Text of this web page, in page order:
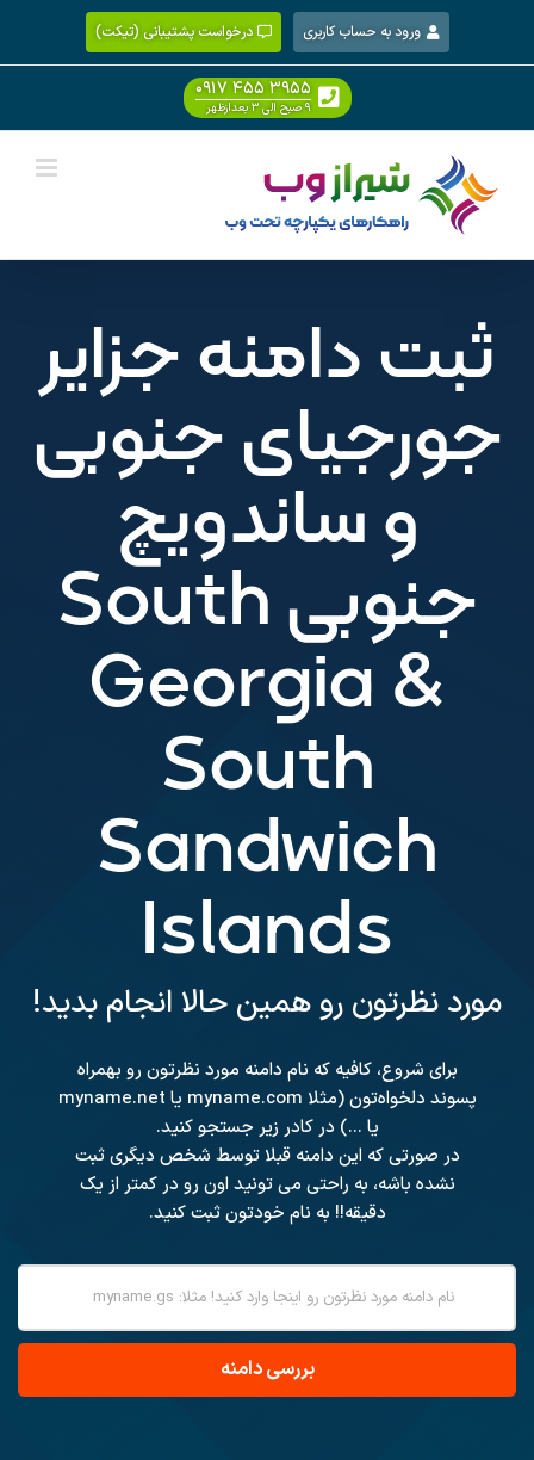
content
ورود به حساب کاربری درخواست پشتیبانی (تیکت)
۰۹۱۷ ۴۵۵ ۳۹۵۵
۹ صبح الی ۳ بعدازظهر
ثبت دامنه جزایر
جورجیای جنوبی
و ساندویچ
جنوبی South
Georgia &
South
Sandwich
Islands
مورد نظرتون رو همین حالا انجام بدید!
برای شروع، کافیه که نام دامنه مورد نظرتون رو بهمراه
پسوند دلخواه‌تون (مثلا myname.com یا myname.net
یا ...) در کادر زیر جستجو کنید.
در صورتی که این دامنه قبلا توسط شخص دیگری ثبت
نشده باشه، به راحتی می تونید اون رو در کمتر از یک
دقیقه!! به نام خودتون ثبت کنید.